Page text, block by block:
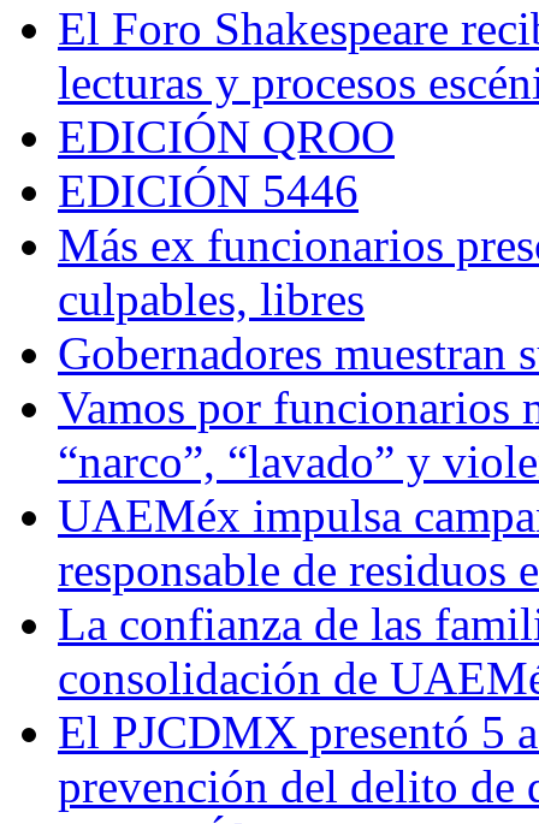
El Foro Shakespeare
lecturas y procesos
EDICIÓN QROO
EDICIÓN 5446
Más ex funcionarios
culpables, libres
Gobernadores muestran
Vamos por funcionarios
“narco”, “lavado” y
UAEMéx impulsa
responsable de residuos
La confianza de las
consolidación de
El PJCDMX presentó 5
prevención del delito de